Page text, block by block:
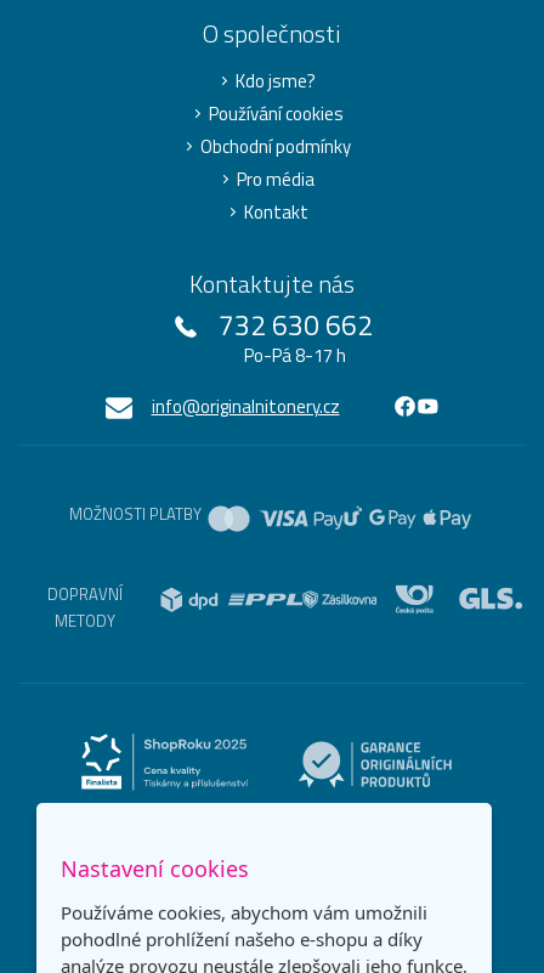
O společnosti
Kdo jsme?
Používání cookies
Obchodní podmínky
Pro média
Kontakt
Kontaktujte nás
732 630 662
Po-Pá 8-17 h
info@originalnitonery.cz
MOŽNOSTI PLATBY
DOPRAVNÍ
METODY
Nastavení cookies
Používáme cookies, abychom vám umožnili
pohodlné prohlížení našeho e-shopu a díky
analýze provozu neustále zlepšovali jeho funkce,